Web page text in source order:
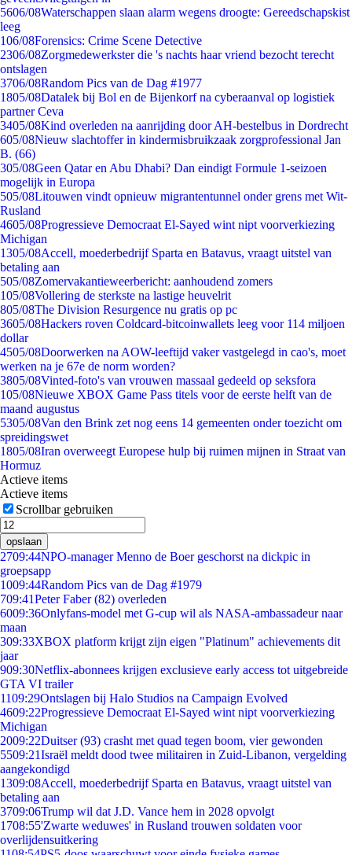
5606/08Waterschappen slaan alarm wegens droogte: Gereedschapskist
leeg
106/08Forensics: Crime Scene Detective
2306/08Zorgmedewerkster die 's nachts haar vriend bezocht terecht
ontslagen
3706/08Random Pics van de Dag #1977
1805/08Datalek bij Bol en de Bijenkorf na cyberaanval op logistiek
partner Ceva
3405/08Kind overleden na aanrijding door AH-bestelbus in Dordrecht
605/08Nieuw slachtoffer in kindermisbruikzaak zorgprofessional Jan
B. (66)
305/08Geen Qatar en Abu Dhabi? Dan eindigt Formule 1-seizoen
mogelijk in Europa
505/08Litouwen vindt opnieuw migrantentunnel onder grens met Wit-
Rusland
4605/08Progressieve Democraat El-Sayed wint nipt voorverkiezing
Michigan
1305/08Accell, moederbedrijf Sparta en Batavus, vraagt uitstel van
betaling aan
505/08Zomervakantieweerbericht: aanhoudend zomers
105/08Vollering de sterkste na lastige heuvelrit
805/08The Division Resurgence nu gratis op pc
3605/08Hackers roven Coldcard-bitcoinwallets leeg voor 114 miljoen
dollar
4505/08Doorwerken na AOW-leeftijd vaker vastgelegd in cao's, moet
werken na je 67e de norm worden?
3805/08Vinted-foto's van vrouwen massaal gedeeld op seksfora
105/08Nieuwe XBOX Game Pass titels voor de eerste helft van de
maand augustus
5305/08Van den Brink zet nog eens 14 gemeenten onder toezicht om
spreidingswet
1805/08Iran overweegt Europese hulp bij ruimen mijnen in Straat van
Hormuz
Actieve items
Actieve items
Scrollbar gebruiken
opslaan
2709:44NPO-manager Menno de Boer geschorst na dickpic in
groepsapp
1009:44Random Pics van de Dag #1979
709:41Peter Faber (82) overleden
6009:36Onlyfans-model met G-cup wil als NASA-ambassadeur naar
maan
309:33XBOX platform krijgt zijn eigen "Platinum" achievements dit
jaar
909:30Netflix-abonnees krijgen exclusieve early access tot uitgebreide
GTA VI trailer
1109:29Ontslagen bij Halo Studios na Campaign Evolved
4609:22Progressieve Democraat El-Sayed wint nipt voorverkiezing
Michigan
2009:22Duitser (93) crasht met quad tegen boom, vier gewonden
5509:21Israël meldt dood twee militairen in Zuid-Libanon, vergelding
aangekondigd
1309:08Accell, moederbedrijf Sparta en Batavus, vraagt uitstel van
betaling aan
3709:06Trump wil dat J.D. Vance hem in 2028 opvolgt
1708:55'Zwarte weduwes' in Rusland trouwen soldaten voor
overlijdensuitkering